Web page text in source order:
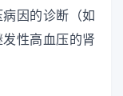
因的诊断（如
性高血压的肾